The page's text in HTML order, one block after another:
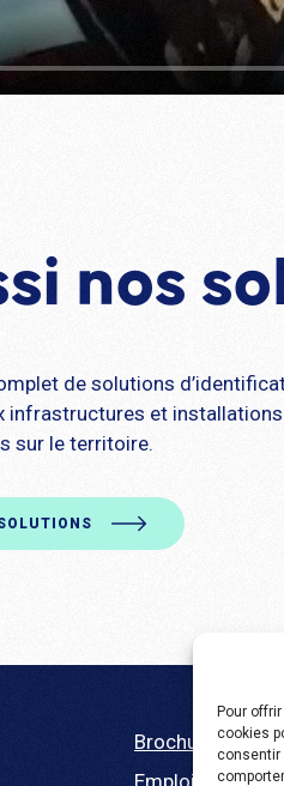
Pour
cookies
consentir
nos
de solutions
infrastructures et installations
sur le territoire.
Brochure
Emploi